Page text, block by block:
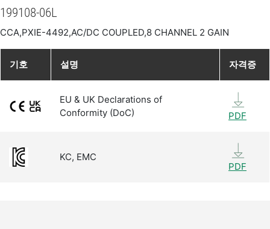
199108-06L
CCA,PXIE-4492,AC/DC COUPLED,8 CHANNEL 2 GAIN
기호 설명 자격증
EU & UK Declarations of
Conformity (DoC)
PDF
KC, EMC
PDF